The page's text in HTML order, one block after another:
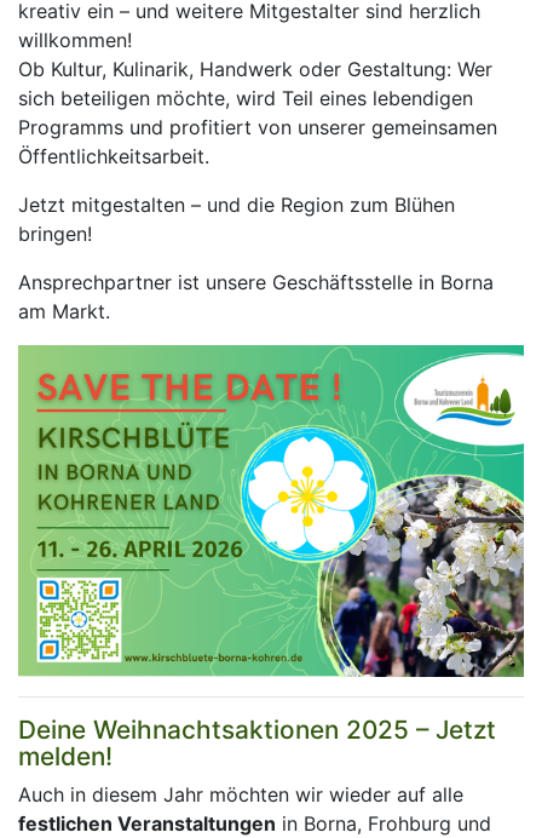
kreativ ein – und weitere Mitgestalter sind herzlich
willkommen!
Ob Kultur, Kulinarik, Handwerk oder Gestaltung: Wer
sich beteiligen möchte, wird Teil eines lebendigen
Programms und profitiert von unserer gemeinsamen
Öffentlichkeitsarbeit.
Jetzt mitgestalten – und die Region zum Blühen
bringen!
Ansprechpartner ist unsere Geschäftsstelle in Borna
am Markt.
Deine Weihnachtsaktionen 2025 – Jetzt
melden!
Auch in diesem Jahr möchten wir wieder auf alle
festlichen Veranstaltungen in Borna, Frohburg und